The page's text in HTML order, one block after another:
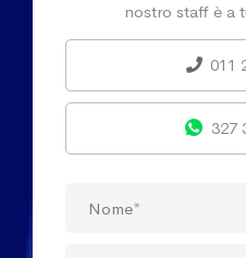
nostro staff è a
011
327